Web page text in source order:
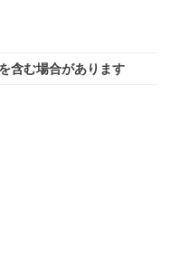
含む場合があります